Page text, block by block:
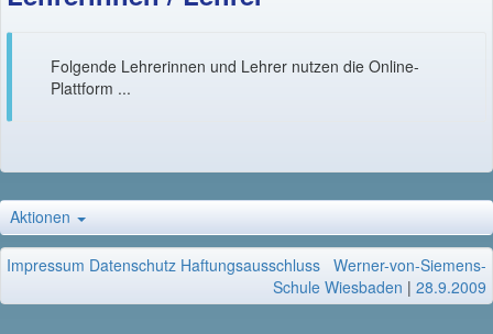
Folgende Lehrerinnen und Lehrer nutzen die Online-
Plattform ...
Aktionen
Impressum Datenschutz Haftungsausschluss Werner-von-Siemens-
Schule Wiesbaden | 28.9.2009